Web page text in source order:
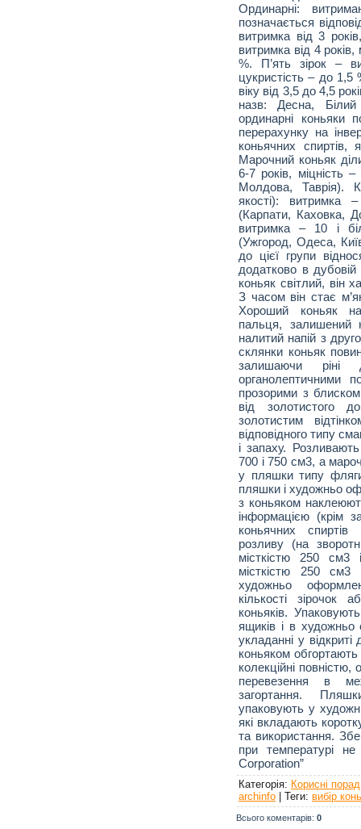
Ординарні:
позначається
витримка від 3
витримка від 4
%. П’ять зірок –
цукристість – до 1,5
віку від 3,5 до 4,5
назв: Десна, Білий
ординарні коньяки
перерахунку на
коньячних спиртів,
Марочний коньяк
6-7 років, міцність
Молдова, Таврія).
якості): витримка
(Карпати, Каховка,
витримка – 10 і
(Ужгород, Одеса,
до цієї групи
додатково в
коньяк світлий, він
З часом він стає
Хороший коньяк
пальця, залишений
налитий напій з
склянки коньяк
залишаючи ріні
органолептичними
прозорими з
від золотистого
золотистим
відповідного типу
і запаху.
700 і 750 см3, а
у пляшки типу
пляшки і художньо
з коньяком
інформацією (крім
коньячних
розливу (на
місткістю 250
місткістю 250
художньо
кількості зірочок
коньяків.
ящиків і в художньо
укладанні у
коньяком
колекційні
перевезення в
загортання.
упаковують у
які вкладають
та використання.
при температурі
Corporation”
Категорія: Корисні
archinfo | Теги: вибір
Всього коментарів: 0